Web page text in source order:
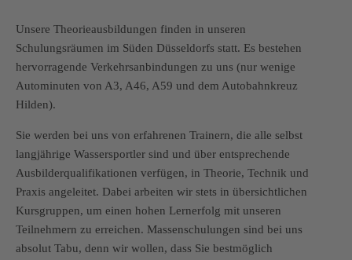
Unsere Theorieausbildungen finden in unseren
Schulungsräumen im Süden Düsseldorfs statt. Es bestehen
hervorragende Verkehrsanbindungen zu uns (nur wenige
Autominuten von A3, A46, A59 und dem Autobahnkreuz
Hilden).
Sie werden bei uns von erfahrenen Trainern, die alle selbst
langjährige Wassersportler sind und über entsprechende
Ausbilderqualifikationen verfügen, in Theorie, Technik und
Praxis angeleitet. Dabei arbeiten wir stets in übersichtlichen
Kursgruppen, um einen hohen Lernerfolg mit unseren
Teilnehmern zu erreichen. Massenschulungen sind bei uns
absolut Tabu, denn wir wollen, dass Sie bestmöglich